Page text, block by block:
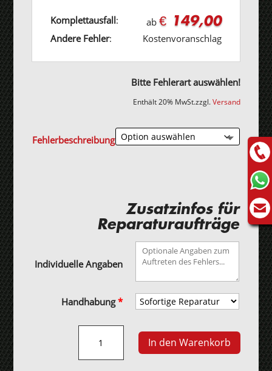
Komplettausfall: ab € 149,00
Andere Fehler: Kostenvoranschlag
Bitte Fehlerart auswählen!
Enthält 20% MwSt.zzgl.Versand
Fehlerbeschreibung
Zusatzinfos für
Reparaturaufträge
Individuelle Angaben
Handhabung*
(2006-
In den Warenkorb